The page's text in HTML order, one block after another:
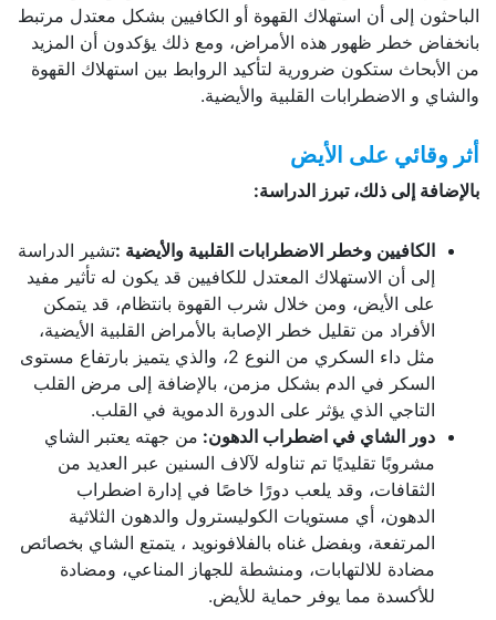
الباحثون إلى أن استهلاك القهوة أو الكافيين بشكل معتدل مرتبط
بانخفاض خطر ظهور هذه الأمراض، ومع ذلك يؤكدون أن المزيد
من الأبحاث ستكون ضرورية لتأكيد الروابط بين استهلاك القهوة
والشاي و الاضطرابات القلبية والأيضية.
أثر وقائي على الأيض
بالإضافة إلى ذلك، تبرز الدراسة:
الكافيين وخطر الاضطرابات القلبية والأيضية :تشير الدراسة
إلى أن الاستهلاك المعتدل للكافيين قد يكون له تأثير مفيد
على الأيض، ومن خلال شرب القهوة بانتظام، قد يتمكن
الأفراد من تقليل خطر الإصابة بالأمراض القلبية الأيضية،
مثل داء السكري من النوع 2، والذي يتميز بارتفاع مستوى
السكر في الدم بشكل مزمن، بالإضافة إلى مرض القلب
التاجي الذي يؤثر على الدورة الدموية في القلب.
دور الشاي في اضطراب الدهون: من جهته يعتبر الشاي
مشروبًا تقليديًا تم تناوله لآلاف السنين عبر العديد من
الثقافات، وقد يلعب دورًا خاصًا في إدارة اضطراب
الدهون، أي مستويات الكوليسترول والدهون الثلاثية
المرتفعة، وبفضل غناه بالفلافونويد ، يتمتع الشاي بخصائص
مضادة للالتهابات، ومنشطة للجهاز المناعي، ومضادة
للأكسدة مما يوفر حماية للأيض.